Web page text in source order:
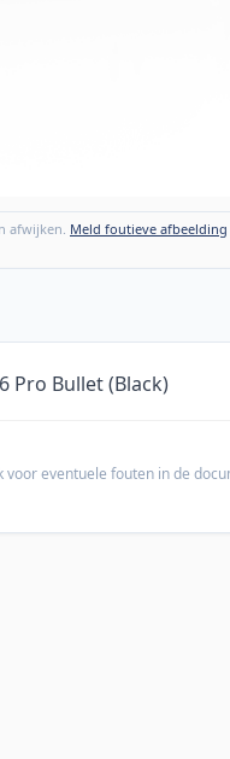
afwijken. Meld foutieve afbeelding
Pro Bullet (Black)
eventuele fouten in de